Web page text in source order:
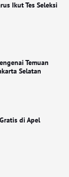
Ikut Tes Seleksi
Temuan
Selatan
di Apel